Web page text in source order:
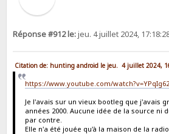
Réponse #912 le:jeu. 4 juillet 2024,
Citation de: hunting android le jeu. 4 juillet 2024,
https://www.youtube.com/
Je l'avais sur un vieux bootleg que j'avais
années 2000. Aucune idée de la source ni
par contre.
Elle n'a été jouée qu'à la maison de la